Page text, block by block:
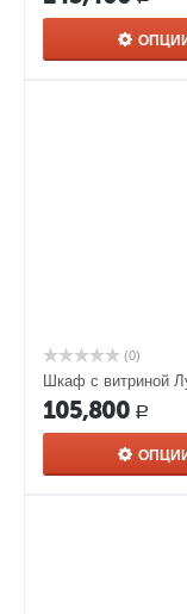
(0)
Шкаф с витриной
105,800 Р